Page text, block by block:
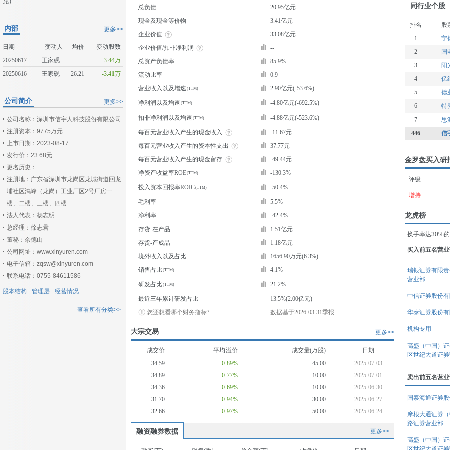
更多>>
内部
日期 变动人 均价
变动股数
20250617
王家砚 -
-3.44万
20250616
王家砚 26.21 -3.41万
更多>>
公司简介
公司名称：深圳市信宇人科技股份有限公司
注册资本：9775万元
上市日期：2023-08-17
发行价：23.68元
更名历史：
注册地：广东省深圳市龙岗区龙城街道回龙
埔社区鸿峰（龙岗）工业厂区2号厂房一
楼、二楼、三楼、四楼
法人代表：杨志明
总经理：徐志君
董秘：余德山
公司网址：www.xinyuren.com
电子信箱：zqsw@xinyuren.com
联系电话：0755-84611586
股本结构 管理层 经营情况
查看所有分类>>
总负债
20.95亿元
现金及现金等价物
3.41亿元
企业价值
33.08亿元
企业价值/扣非净利润
--
总资产负债率
85.9%
流动比率
0.9
营业收入以及增速
2.90亿元(-53.6%)
净利润以及增速 -4.80亿元(-692.5%)
扣非净利润以及增速 -4.88亿元(-523.6%)
每百元营业收入产生的现金收入
-11.67元
每百元营业收入产生的资本性支出
37.77元
每百元营业收入产生的现金留存
-49.44元
净资产收益率ROE
-130.3%
投入资本回报率ROIC -50.4%
毛利率
5.5%
净利率
-42.4%
存货-在产品
1.51亿元
存货-产成品
1.18亿元
境外收入以及占比
1656.90万元(6.3%)
销售占比
4.1%
研发占比 21.2%
最近三年累计研发占比
13.5%(2.00亿元)
您还想看哪个财务指标?
数据基于2026-03-31季报
更多>>
大宗交易
成交价 平均溢价 成交量(万股)
日期
34.59
-0.89% 45.00
2025-07-03
34.89
-0.77% 10.00
2025-07-01
34.36
-0.69% 10.00
2025-06-30
31.70
-0.94% 30.00
2025-06-27
32.66
-0.97% 50.00 2025-06-24
融资融券数据 更多>>
同行业个股
排名
股
1
宁
2
国
3
阳
4
亿
5
德
6
特
7
思
446
信
金罗盘买入研
评级
增持
龙虎榜
换手率达30%
买入前五名营
瑞银证券有限
营业部
中信证券股份
华泰证券股份
机构专用
高盛（中国）
区世纪大道证
卖出前五名营
国泰海通证券
摩根大通证券
路证券营业部
高盛（中国）